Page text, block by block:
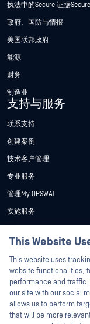
执法中的Secure 证据Secure
政府、国防与情报
美国联邦政府
能源
财务
制造业
支持与服务
联系支持
创建案例
技术客户管理
专业服务
管理My OPSWAT
实施服务
技术文档
培训
漏洞计划
合作伙伴
认证
This Website
This website uses
website functionalities,
performance and
our site with our social
allows us to perform
that will be more